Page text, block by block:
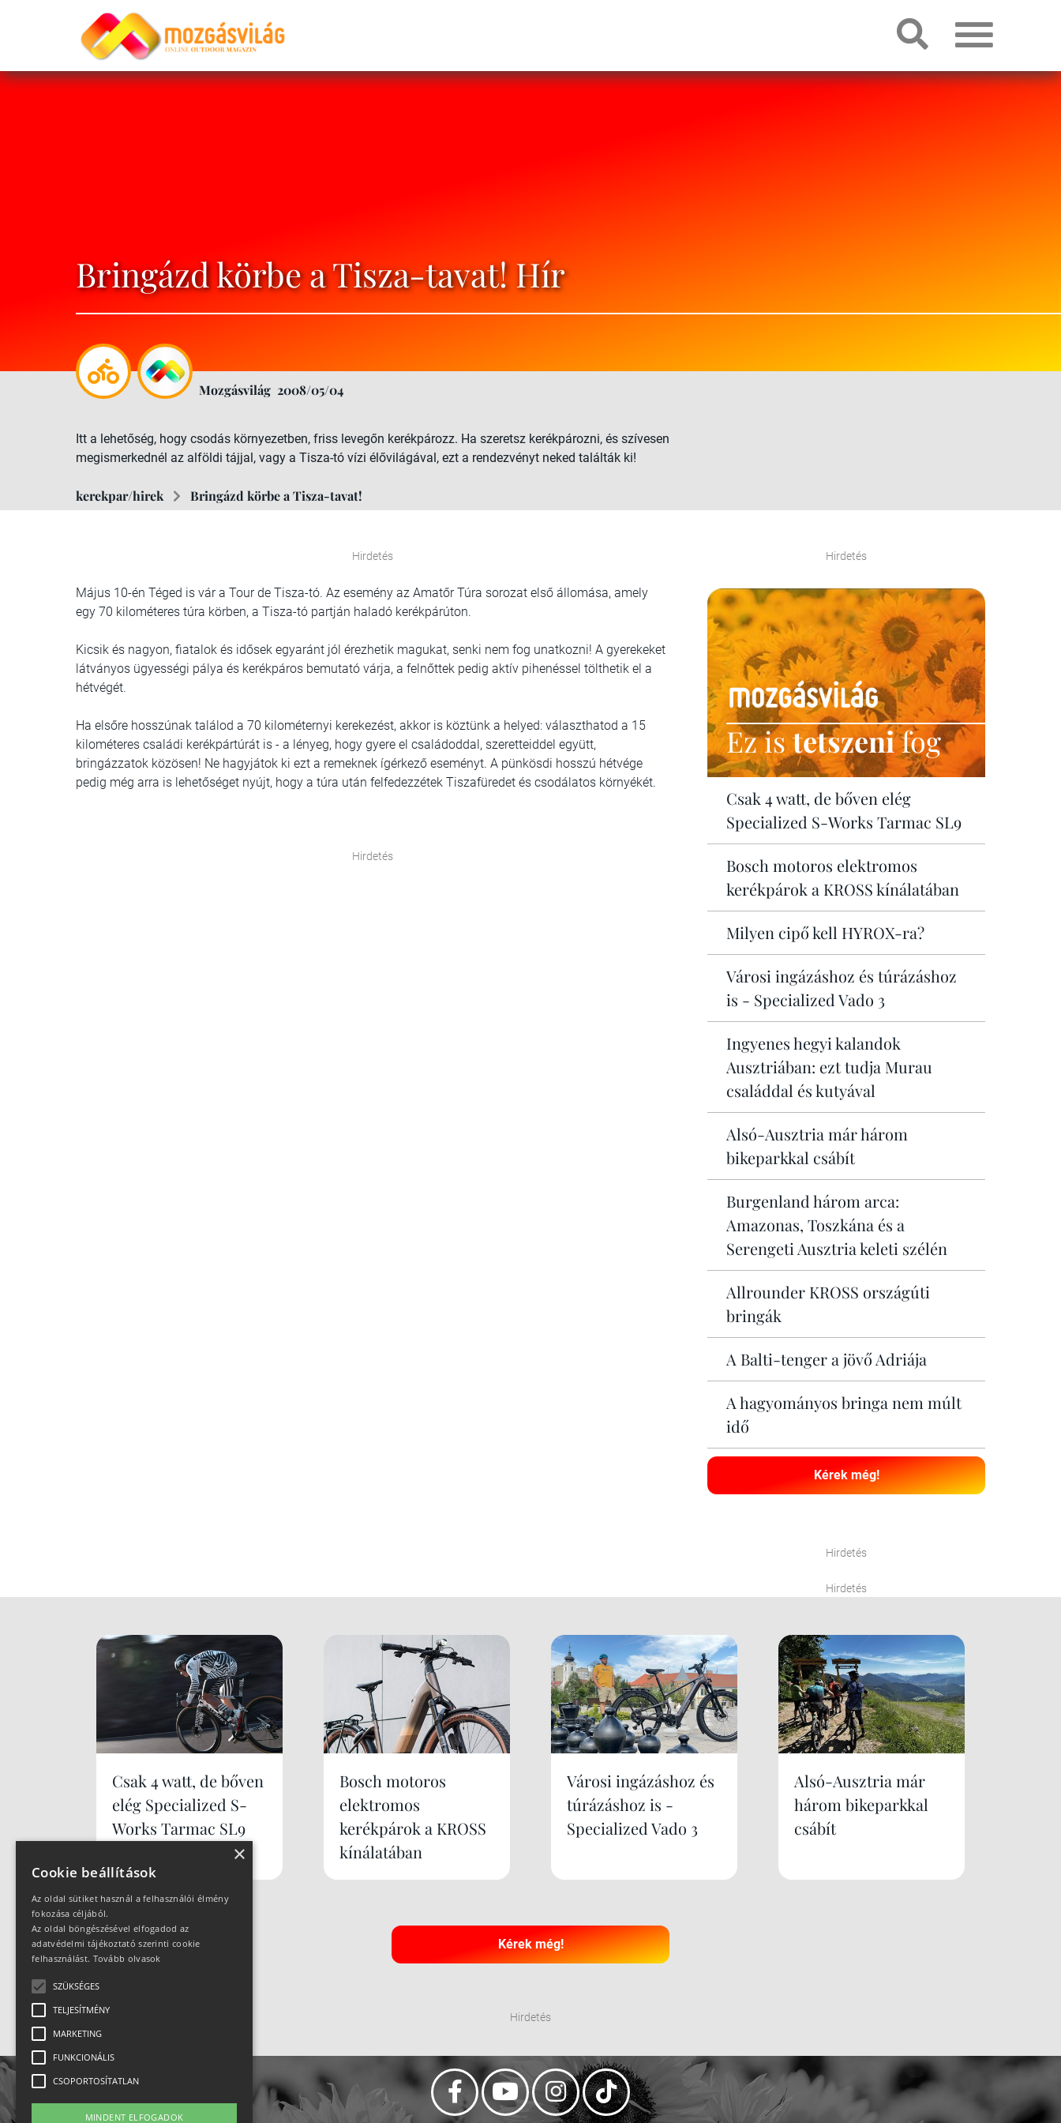
Bringázd körbe a Tisza-tavat! Hír
Mozgásvilág 2008/05/04
Itt a lehetőség, hogy csodás környezetben, friss levegőn kerékpározz. Ha szeretsz kerékpározni, és szívesen
megismerkednél az alföldi tájjal, vagy a Tisza-tó vízi élővilágával, ezt a rendezvényt neked találták ki!
kerekpar/hirek Bringázd körbe a Tisza-tavat!
Hirdetés
Május 10-én Téged is vár a Tour de Tisza-tó. Az esemény az Amatőr Túra sorozat első állomása, amely
egy 70 kilométeres túra körben, a Tisza-tó partján haladó kerékpárúton.
Kicsik és nagyon, fiatalok és idősek egyaránt jól érezhetik magukat, senki nem fog unatkozni! A gyerekeket
látványos ügyességi pálya és kerékpáros bemutató várja, a felnőttek pedig aktív pihenéssel tölthetik el a
hétvégét.
Ha elsőre hosszúnak találod a 70 kilométernyi kerekezést, akkor is köztünk a helyed: választhatod a 15
kilométeres családi kerékpártúrát is - a lényeg, hogy gyere el családoddal, szeretteiddel együtt,
bringázzatok közösen! Ne hagyjátok ki ezt a remeknek ígérkező eseményt. A pünkösdi hosszú hétvége
pedig még arra is lehetőséget nyújt, hogy a túra után felfedezzétek Tiszafüredet és csodálatos környékét.
Hirdetés
Hirdetés
Ez istetszenifog
Csak 4 watt, de bőven elég
Specialized S-Works Tarmac SL9
Bosch motoros elektromos
kerékpárok a KROSS kínálatában
Milyen cipő kell HYROX-ra?
Városi ingázáshoz és túrázáshoz
is - Specialized Vado 3
Ingyenes hegyi kalandok
Ausztriában: ezt tudja Murau
családdal és kutyával
Alsó-Ausztria már három
bikeparkkal csábít
Burgenland három arca:
Amazonas, Toszkána és a
Serengeti Ausztria keleti szélén
Allrounder KROSS országúti
bringák
A Balti-tenger a jövő Adriája
A hagyományos bringa nem múlt
idő
Kérek még!
Hirdetés
Hirdetés
Csak 4 watt, de bőven
elég Specialized S-
Works Tarmac SL9
Bosch motoros
elektromos
kerékpárok a KROSS
kínálatában
Városi ingázáshoz és
túrázáshoz is -
Specialized Vado 3
Alsó-Ausztria már
három bikeparkkal
csábít
Kérek még!
Hirdetés
×
Cookie beállítások
Az oldal sütiket használ a felhasználói élmény
fokozása céljából.
Az oldal böngészésével elfogadod az
adatvédelmi tájékoztató szerinti cookie
felhasználást. Tovább olvasok
SZÜKSÉGES
TELJESÍTMÉNY
MARKETING
FUNKCIONÁLIS
CSOPORTOSÍTATLAN
MINDENT ELFOGADOK